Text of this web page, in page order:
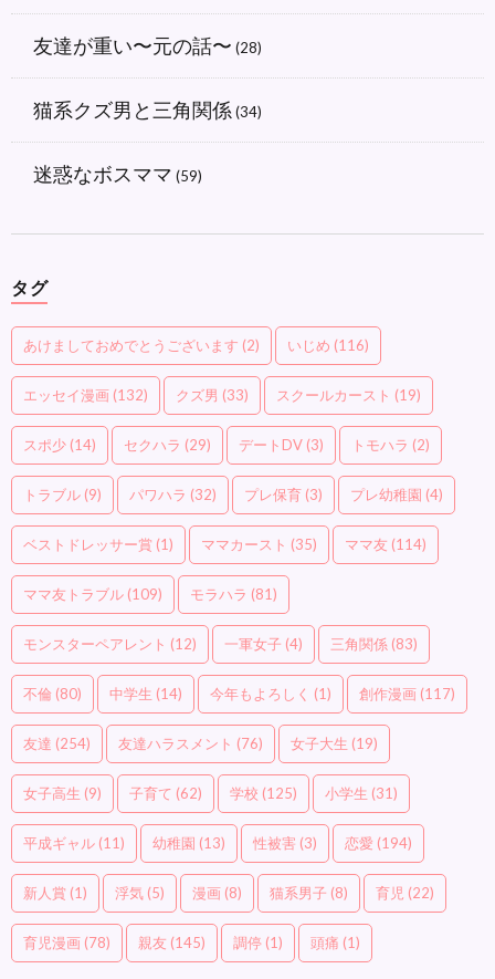
友達が重い〜元の話〜 (28)
猫系クズ男と三角関係 (34)
迷惑なボスママ (59)
タグ
あけましておめでとうございます (2) いじめ (116)
エッセイ漫画 (132) クズ男 (33) スクールカースト (19)
スポ少 (14) セクハラ (29) デートDV (3) トモハラ (2)
トラブル (9) パワハラ (32) プレ保育 (3) プレ幼稚園 (4)
ベストドレッサー賞 (1) ママカースト (35) ママ友 (114)
ママ友トラブル (109) モラハラ (81)
モンスターペアレント (12) 一軍女子 (4) 三角関係 (83)
不倫 (80) 中学生 (14) 今年もよろしく (1) 創作漫画 (117)
友達 (254) 友達ハラスメント (76) 女子大生 (19)
女子高生 (9) 子育て (62) 学校 (125) 小学生 (31)
平成ギャル (11) 幼稚園 (13) 性被害 (3) 恋愛 (194)
新人賞 (1) 浮気 (5) 漫画 (8) 猫系男子 (8) 育児 (22)
育児漫画 (78) 親友 (145) 調停 (1) 頭痛 (1)